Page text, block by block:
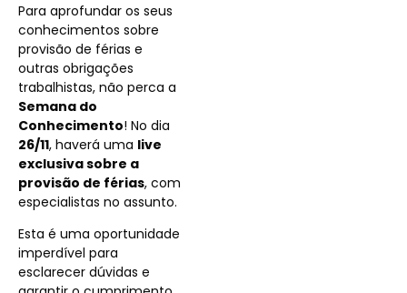
Para aprofundar os seus
conhecimentos sobre
provisão de férias e
outras obrigações
trabalhistas, não perca a
Semana do
Conhecimento! No dia
26/11, haverá uma live
exclusiva sobre a
provisão de férias, com
especialistas no assunto.
Esta é uma oportunidade
imperdível para
esclarecer dúvidas e